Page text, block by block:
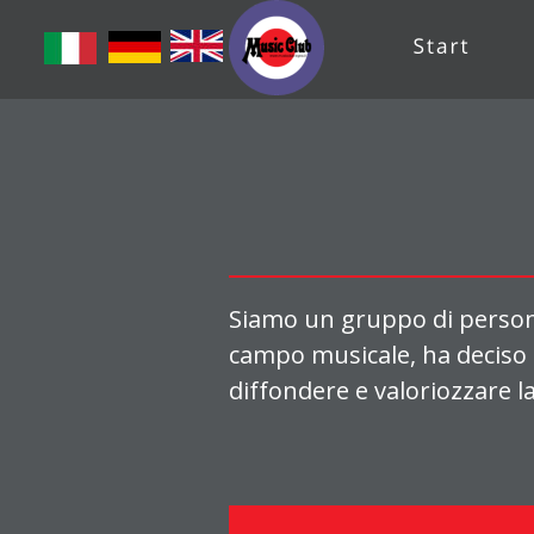
Siamo un gruppo di
campo musicale, ha
diffondere e valoriozzare